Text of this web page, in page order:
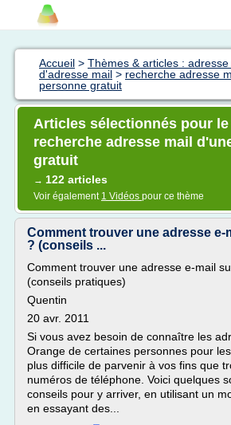
Accueil > Thèmes & articles : adresse
d'adresse mail > recherche adresse
personne gratuit
Articles sélectionnés pour le
recherche adresse mail
gratuit
→ 122 articles
Voir également 1 Vidéos pour ce thème
Comment trouver une adresse e-
? (conseils ...
Comment trouver une adresse e-mail
(conseils pratiques)
Quentin
20 avr. 2011
Si vous avez besoin de connaître les
Orange de certaines personnes pour
plus difficile de parvenir à vos fins que
numéros de téléphone. Voici quelques
conseils pour y arriver, en utilisant un
en essayant des...